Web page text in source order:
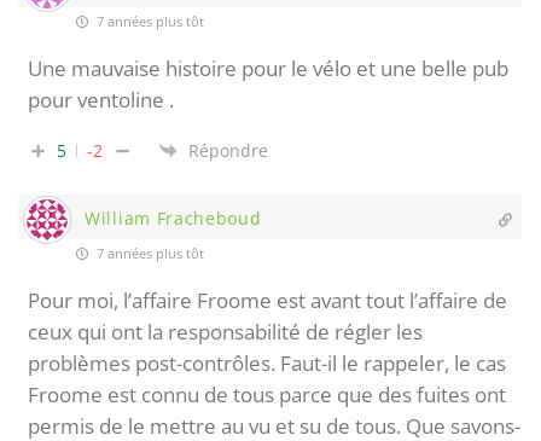
7 années plus tôt
Une mauvaise histoire pour le vélo et une belle pub
pour ventoline .
5 -2 Répondre
William Fracheboud
7 années plus tôt
Pour moi, l’affaire Froome est avant tout l’affaire de
ceux qui ont la responsabilité de régler les
problèmes post-contrôles. Faut-il le rappeler, le cas
Froome est connu de tous parce que des fuites ont
permis de le mettre au vu et su de tous. Que savons-